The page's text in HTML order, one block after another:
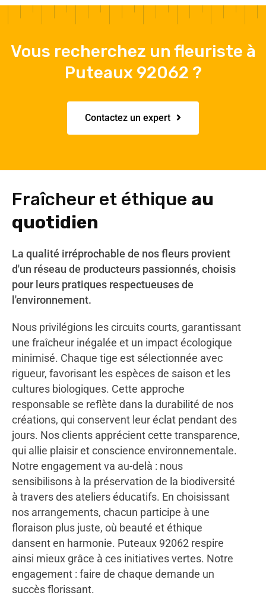
Vous recherchez un fleuriste à
Puteaux 92062 ?
Contactez un expert
Fraîcheur et éthique au
quotidien
La qualité irréprochable de nos fleurs provient
d'un réseau de producteurs passionnés, choisis
pour leurs pratiques respectueuses de
l'environnement.
Nous privilégions les circuits courts, garantissant
une fraîcheur inégalée et un impact écologique
minimisé. Chaque tige est sélectionnée avec
rigueur, favorisant les espèces de saison et les
cultures biologiques. Cette approche
responsable se reflète dans la durabilité de nos
créations, qui conservent leur éclat pendant des
jours. Nos clients apprécient cette transparence,
qui allie plaisir et conscience environnementale.
Notre engagement va au-delà : nous
sensibilisons à la préservation de la biodiversité
à travers des ateliers éducatifs. En choisissant
nos arrangements, chacun participe à une
floraison plus juste, où beauté et éthique
dansent en harmonie. Puteaux 92062 respire
ainsi mieux grâce à ces initiatives vertes. Notre
engagement : faire de chaque demande un
succès florissant.